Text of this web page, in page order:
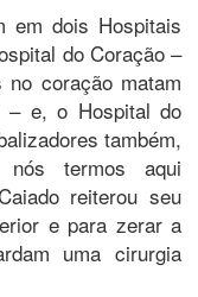
em dois Hospitais
do Coração –
no coração matam
– e, o Hospital do
também,
nós termos aqui
reiterou seu
e para zerar a
uma cirurgia